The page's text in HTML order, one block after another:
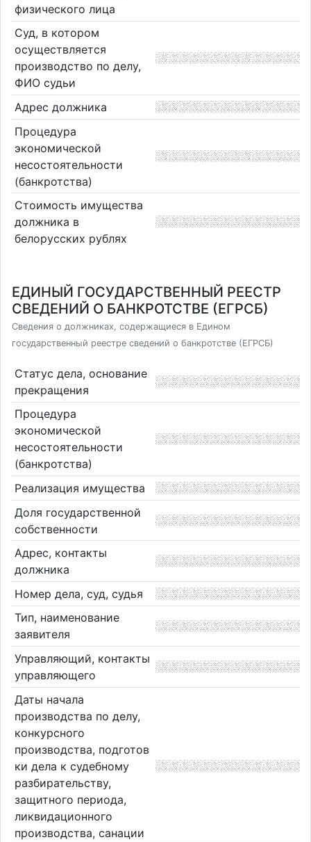
физического лица
Суд, в котором
осуществляется
производство по делу,
ФИО судьи
Адрес должника
Процедура
экономической
несостоятельности
(банкротства)
Стоимость имущества
должника в
белорусских рублях
ЕДИНЫЙ ГОСУДАРСТВЕННЫЙ РЕЕСТР
СВЕДЕНИЙ О БАНКРОТСТВЕ (ЕГРСБ)
Сведения о должниках, содержащиеся в Едином
государственный реестре сведений о банкротстве (ЕГРСБ)
Статус дела, основание
прекращения
Процедура
экономической
несостоятельности
(банкротства)
Реализация имущества
Доля государственной
собственности
Адрес, контакты
должника
Номер дела, суд, судья
Тип, наименование
заявителя
Управляющий, контакты
управляющего
Даты начала
производства по делу,
конкурсного
производства, подготов
ки дела к судебному
разбирательству,
защитного периода,
ликвидационного
производства, санации